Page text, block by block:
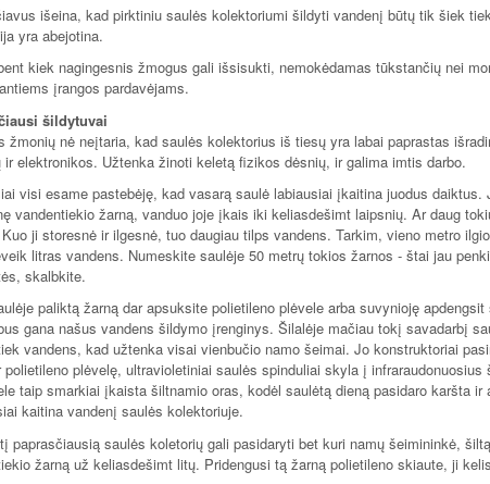
išeina, kad pirktiniu saulės kolektoriumi šildyti vandenį būtų tik šiek
yra abejotina.
kiek nagingesnis žmogus gali išsisukti, nemokėdamas tūkstančių nei
įrangos pardavėjams.
šildytuvai
žmonių nė neįtaria, kad saulės kolektorius iš tiesų yra labai paprastas
ir elektronikos. Užtenka žinoti keletą fizikos dėsnių, ir galima imtis darbo.
visi esame pastebėję, kad vasarą saulė labiausiai įkaitina juodus
vandentiekio žarną, vanduo joje įkais iki keliasdešimt laipsnių. Ar daug
ji storesnė ir ilgesnė, tuo daugiau tilps vandens. Tarkim, vieno metro
litras vandens. Numeskite saulėje 50 metrų tokios žarnos - štai jau
skalbkite.
paliktą žarną dar apsuksite polietileno plėvele arba suvynioję
gana našus vandens šildymo įrenginys. Šilalėje mačiau tokį savadarbį
vandens, kad užtenka visai vienbučio namo šeimai. Jo konstruktoriai
polietileno plėvelę, ultravioletiniai saulės spinduliai skyla į
taip smarkiai įkaista šiltnamio oras, kodėl saulėtą dieną pasidaro karšta ir
kaitina vandenį saulės kolektoriuje.
paprasčiausią saulės koletorių gali pasidaryti bet kuri namų šeimininkė,
žarną už keliasdešimt litų. Pridengusi tą žarną polietileno skiaute, ji